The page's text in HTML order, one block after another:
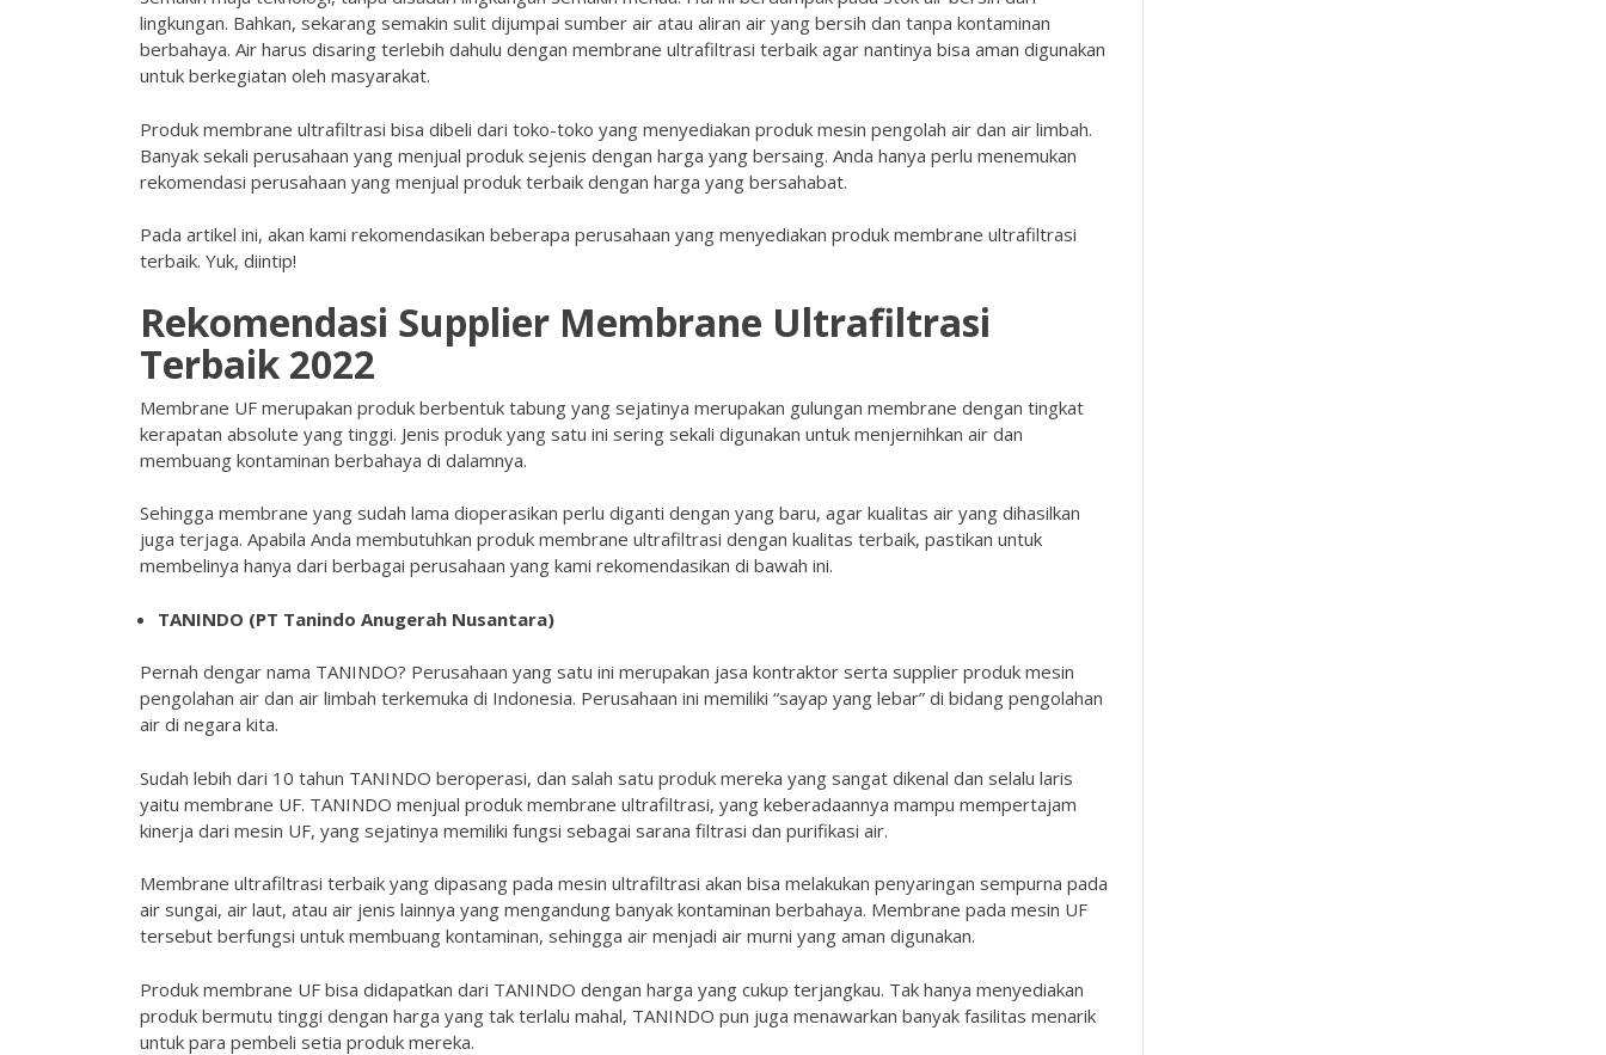
lingkungan. Bahkan, sekarang semakin sulit dijumpai sumber air atau aliran air yang bersih dan tanpa kontaminan
berbahaya. Air harus disaring terlebih dahulu dengan membrane ultrafiltrasi terbaik agar nantinya bisa aman digunakan
untuk berkegiatan oleh masyarakat.
Produk membrane ultrafiltrasi bisa dibeli dari toko-toko yang menyediakan produk mesin pengolah air dan air limbah.
Banyak sekali perusahaan yang menjual produk sejenis dengan harga yang bersaing. Anda hanya perlu menemukan
rekomendasi perusahaan yang menjual produk terbaik dengan harga yang bersahabat.
Pada artikel ini, akan kami rekomendasikan beberapa perusahaan yang menyediakan produk membrane ultrafiltrasi
terbaik. Yuk, diintip!
Rekomendasi Supplier Membrane Ultrafiltrasi
Terbaik 2022
Membrane UF merupakan produk berbentuk tabung yang sejatinya merupakan gulungan membrane dengan tingkat
kerapatan absolute yang tinggi. Jenis produk yang satu ini sering sekali digunakan untuk menjernihkan air dan
membuang kontaminan berbahaya di dalamnya.
Sehingga membrane yang sudah lama dioperasikan perlu diganti dengan yang baru, agar kualitas air yang dihasilkan
juga terjaga. Apabila Anda membutuhkan produk membrane ultrafiltrasi dengan kualitas terbaik, pastikan untuk
membelinya hanya dari berbagai perusahaan yang kami rekomendasikan di bawah ini.
TANINDO (PT Tanindo Anugerah Nusantara)
Pernah dengar nama TANINDO? Perusahaan yang satu ini merupakan jasa kontraktor serta supplier produk mesin
pengolahan air dan air limbah terkemuka di Indonesia. Perusahaan ini memiliki “sayap yang lebar” di bidang pengolahan
air di negara kita.
Sudah lebih dari 10 tahun TANINDO beroperasi, dan salah satu produk mereka yang sangat dikenal dan selalu laris
yaitu membrane UF. TANINDO menjual produk membrane ultrafiltrasi, yang keberadaannya mampu mempertajam
kinerja dari mesin UF, yang sejatinya memiliki fungsi sebagai sarana filtrasi dan purifikasi air.
Membrane ultrafiltrasi terbaik yang dipasang pada mesin ultrafiltrasi akan bisa melakukan penyaringan sempurna pada
air sungai, air laut, atau air jenis lainnya yang mengandung banyak kontaminan berbahaya. Membrane pada mesin UF
tersebut berfungsi untuk membuang kontaminan, sehingga air menjadi air murni yang aman digunakan.
Produk membrane UF bisa didapatkan dari TANINDO dengan harga yang cukup terjangkau. Tak hanya menyediakan
produk bermutu tinggi dengan harga yang tak terlalu mahal, TANINDO pun juga menawarkan banyak fasilitas menarik
untuk para pembeli setia produk mereka.